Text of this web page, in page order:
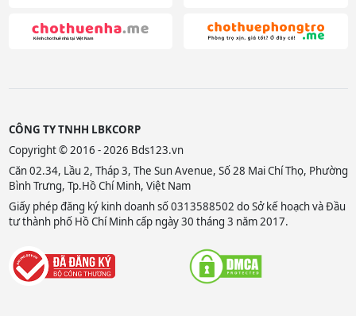
CÔNG TY TNHH LBKCORP
Copyright © 2016 - 2026 Bds123.vn
Căn 02.34, Lầu 2, Tháp 3, The Sun Avenue, Số 28 Mai Chí Thọ, Phường
Bình Trưng, Tp.Hồ Chí Minh, Việt Nam
Giấy phép đăng ký kinh doanh số 0313588502 do Sở kế hoạch và Đầu
tư thành phố Hồ Chí Minh cấp ngày 30 tháng 3 năm 2017.